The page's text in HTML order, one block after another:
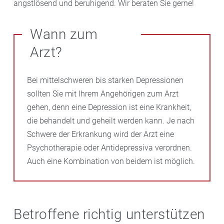
angstlösend und beruhigend. Wir beraten Sie gerne!
Wann zum
Arzt?
Bei mittelschweren bis starken Depressionen
sollten Sie mit Ihrem Angehörigen zum Arzt
gehen, denn eine Depression ist eine Krankheit,
die behandelt und geheilt werden kann. Je nach
Schwere der Erkrankung wird der Arzt eine
Psychotherapie oder Antidepressiva verordnen.
Auch eine Kombination von beidem ist möglich.
Betroffene richtig unterstützen